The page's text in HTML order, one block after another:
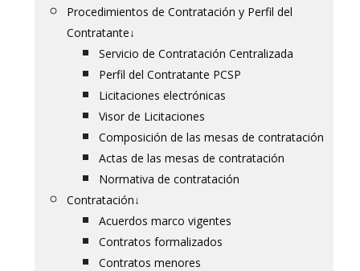
Procedimientos de Contratación y Perfil del
Contratante↓
Servicio de Contratación Centralizada
Perfil del Contratante PCSP
Licitaciones electrónicas
Visor de Licitaciones
Composición de las mesas de contratación
Actas de las mesas de contratación
Normativa de contratación
Contratación↓
Acuerdos marco vigentes
Contratos formalizados
Contratos menores